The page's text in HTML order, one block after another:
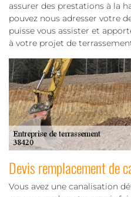
assurer des prestations à la
pouvez nous adresser votre
puisse vous assister et
à votre projet de
Devis remplacement de
Vous avez une canalisation